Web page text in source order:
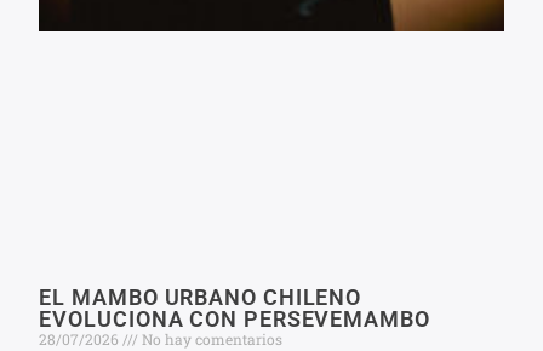
EL MAMBO URBANO CHILENO
EVOLUCIONA CON PERSEVEMAMBO
28/07/2026 No hay comentarios